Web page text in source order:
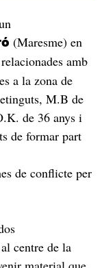
(Maresme) en
amb
a la zona de
M.B de
de 36 anys i
de formar part
de conflicte per
centre de la